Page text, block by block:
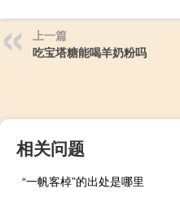
上一篇
吃宝塔糖能喝羊奶粉吗
相关问题
“一帆客棹”的出处是哪里